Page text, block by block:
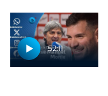
52:11